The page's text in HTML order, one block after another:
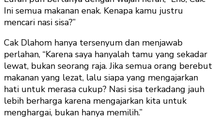
Ini semua makanan enak. Kenapa kamu justru
mencari nasi sisa?”
Cak Dlahom hanya tersenyum dan menjawab
perlahan, “Karena saya hanyalah tamu yang sekadar
lewat, bukan seorang raja. Jika semua orang berebut
makanan yang lezat, lalu siapa yang mengajarkan
hati untuk merasa cukup? Nasi sisa terkadang jauh
lebih berharga karena mengajarkan kita untuk
menghargai, bukan hanya memilih.”